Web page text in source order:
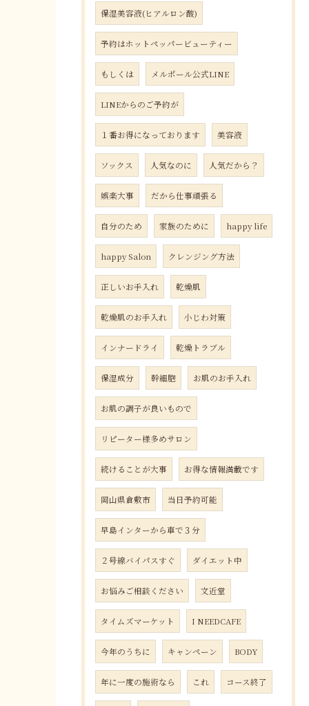
保湿美容液(ヒアルロン酸)
予約はホットペッパービューティー
もしくは メルポール公式LINE
LINEからのご予約が
１番お得になっております 美容液
ソックス 人気なのに 人気だから？
娯楽大事 だから仕事頑張る
自分のため 家族のために happy life
happy Salon クレンジング方法
正しいお手入れ 乾燥肌
乾燥肌のお手入れ 小じわ対策
インナードライ 乾燥トラブル
保湿成分 幹細胞 お肌のお手入れ
お肌の調子が良いもので
リピーター様多めサロン
続けることが大事 お得な情報満載です
岡山県倉敷市 当日予約可能
早島インターから車で３分
２号線バイパスすぐ ダイエット中
お悩みご相談ください 文近堂
タイムズマーケット I NEEDCAFE
今年のうちに キャンペーン BODY
年に一度の施術なら これ コース終了